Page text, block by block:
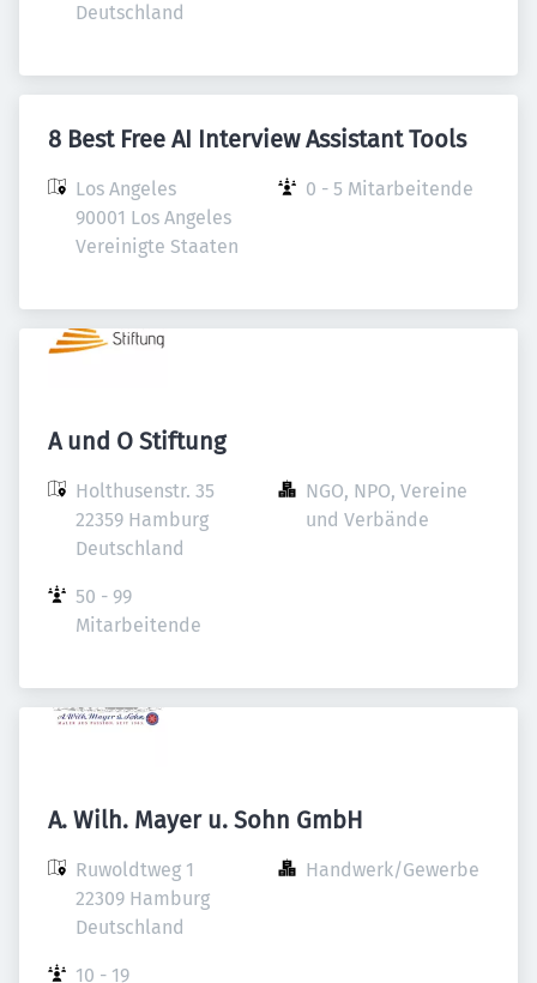
Deutschland
8 Best Free AI Interview Assistant Tools
Los Angeles
90001 Los Angeles
Vereinigte Staaten
0 - 5 Mitarbeitende
A und O Stiftung
Holthusenstr. 35
22359 Hamburg
Deutschland
NGO, NPO, Vereine
und Verbände
50 - 99
Mitarbeitende
A. Wilh. Mayer u. Sohn GmbH
Ruwoldtweg 1
22309 Hamburg
Deutschland
Handwerk/Gewerbe
10 - 19